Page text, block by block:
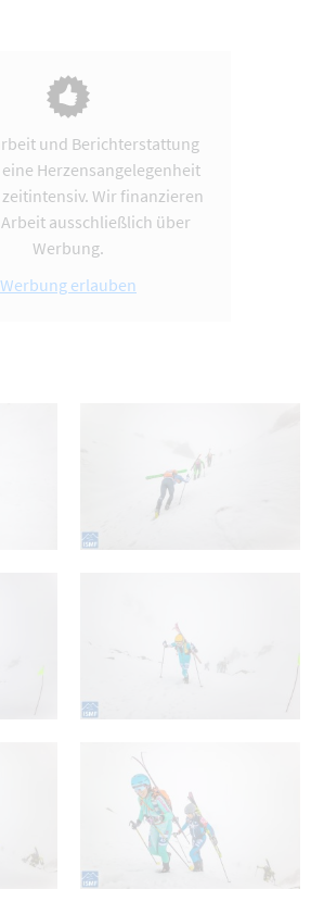
und Berichterstattung
Herzensangelegenheit
Wir finanzieren
ausschließlich über
Werbung.
Werbung erlauben